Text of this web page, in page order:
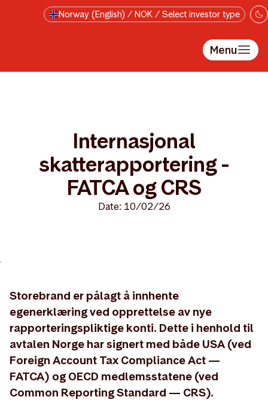
Skip to main contentNorway (English) / NOK / Select investor type
Menu
Internasjonal
skatterapportering -
FATCA og CRS
Date: 10/02/26
>
Storebrand er pålagt å innhente
egenerklæring ved opprettelse av nye
rapporteringspliktige konti. Dette i henhold til
avtalen Norge har signert med både USA (ved
Foreign Account Tax Compliance Act —
FATCA) og OECD medlemsstatene (ved
Common Reporting Standard — CRS).